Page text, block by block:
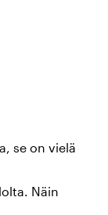
se on vielä
Näin